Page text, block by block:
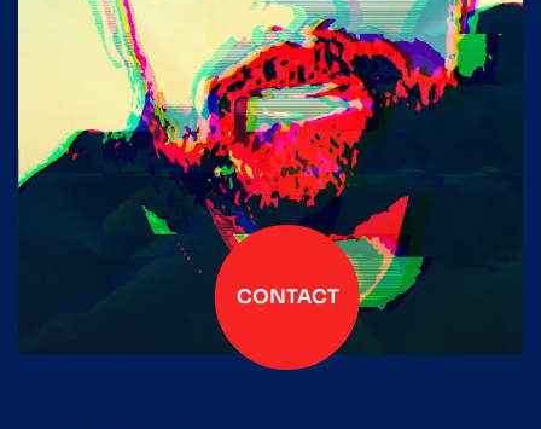
CONTACT